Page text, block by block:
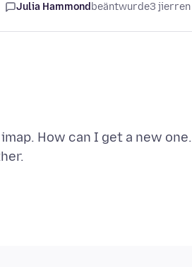
Julia Hammondbeäntwurde3
How can I get a new one.